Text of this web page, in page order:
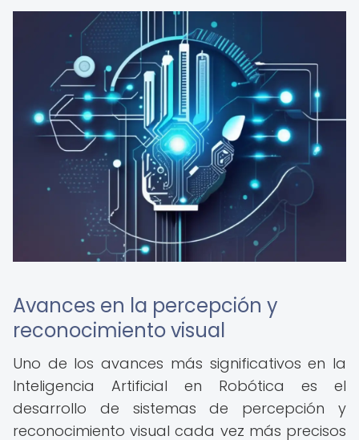
Avances en la percepción y
reconocimiento visual
Uno de los avances más significativos en la
Inteligencia Artificial en Robótica es el
desarrollo de sistemas de percepción y
reconocimiento visual cada vez más precisos